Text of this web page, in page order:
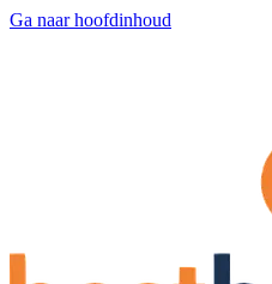
Ga naar hoofdinhoud